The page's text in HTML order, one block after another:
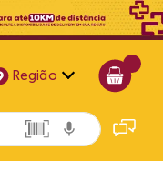
Região
Alagoas
Bahia